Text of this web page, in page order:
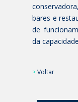
bares e
de
da
>Voltar